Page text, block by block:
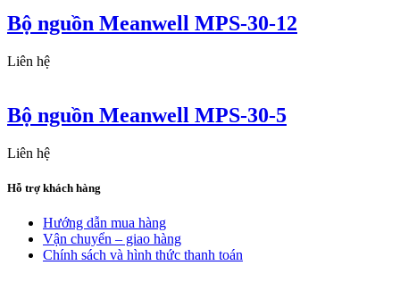
Bộ nguồn Meanwell MPS-30-12
Liên hệ
Bộ nguồn Meanwell MPS-30-5
Liên hệ
Hỗ trợ khách hàng
Hướng dẫn mua hàng
Vận chuyển – giao hàng
Chính sách và hình thức thanh toán